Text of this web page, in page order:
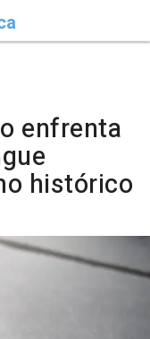
enfrenta
histórico